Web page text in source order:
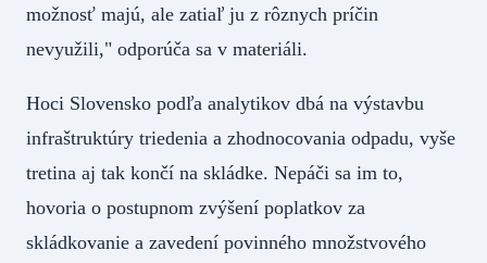
možnosť majú, ale zatiaľ ju z rôznych príčin
nevyužili," odporúča sa v materiáli.
Hoci Slovensko podľa analytikov dbá na výstavbu
infraštruktúry triedenia a zhodnocovania odpadu, vyše
tretina aj tak končí na skládke. Nepáči sa im to,
hovoria o postupnom zvýšení poplatkov za
skládkovanie a zavedení povinného množstvového